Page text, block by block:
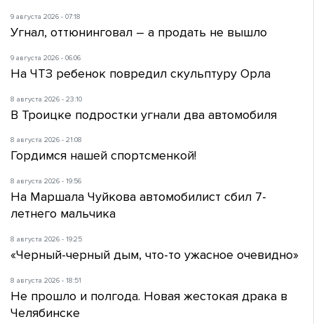
9 августа 2026 - 07:18
Угнал, оттюнинговал – а продать не вышло
9 августа 2026 - 06:06
На ЧТЗ ребенок повредил скульптуру Орла
8 августа 2026 - 23:10
В Троицке подростки угнали два автомобиля
8 августа 2026 - 21:08
Гордимся нашей спортсменкой!
8 августа 2026 - 19:56
На Маршала Чуйкова автомобилист сбил 7-
летнего мальчика
8 августа 2026 - 19:25
«Черный-черный дым, что-то ужасное очевидно»
8 августа 2026 - 18:51
Не прошло и полгода. Новая жестокая драка в
Челябинске